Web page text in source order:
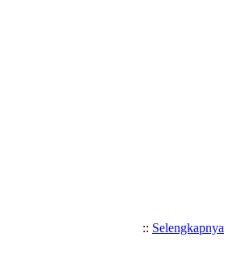
:: Selengkapnya